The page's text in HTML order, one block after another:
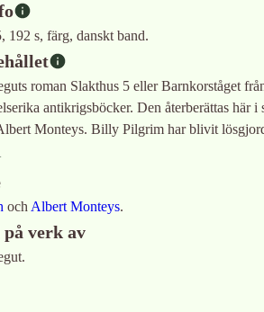
192 s, färg, danskt band.
roman Slakthus 5 eller Barnkorståget
antikrigsböcker. Den återberättas här
Monteys. Billy Pilgrim har blivit
och Albert Monteys.
på verk av